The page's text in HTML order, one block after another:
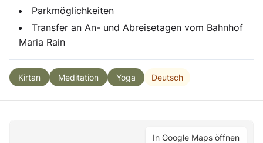
Parkmöglichkeiten
Transfer an An- und Abreisetagen vom Bahnhof
Maria Rain
Kirtan Meditation Yoga Deutsch
In Google Maps öffnen